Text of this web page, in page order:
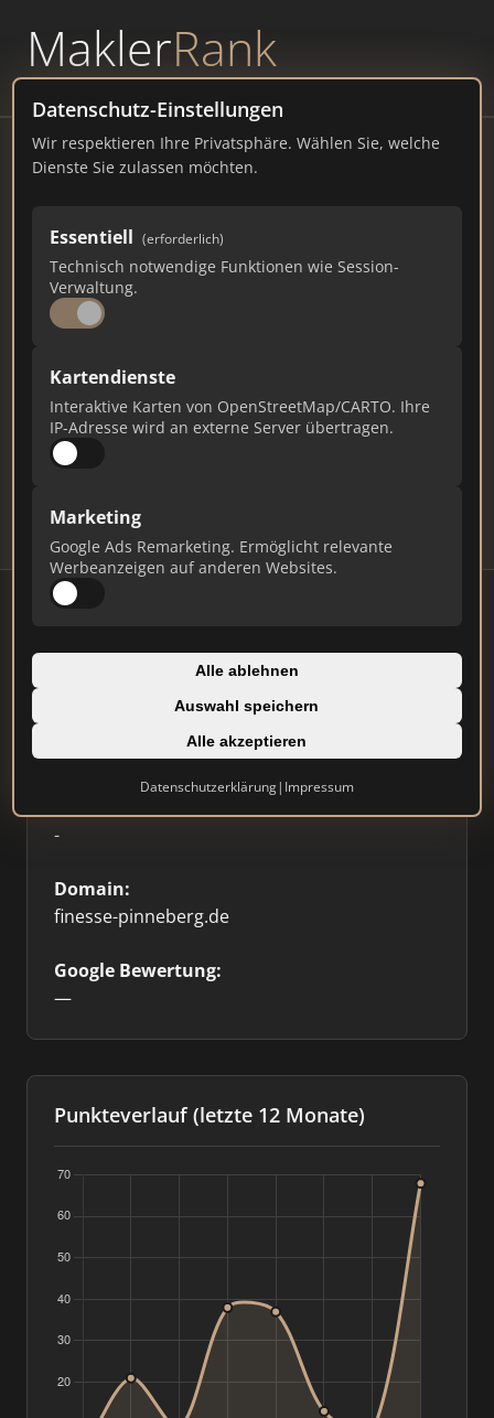
MaklerRank
powered byWAVEPOINT
Datenschutz-Einstellungen
Wir respektieren Ihre Privatsphäre. Wählen Sie, welche
Dienste Sie zulassen möchten.
Essentiell (erforderlich)
Technisch notwendige Funktionen wie Session-
Verwaltung.
Kartendienste
Interaktive Karten von OpenStreetMap/CARTO. Ihre
IP-Adresse wird an externe Server übertragen.
Marketing
Google Ads Remarketing. Ermöglicht relevante
Werbeanzeigen auf anderen Websites.
Alle ablehnen
Auswahl speichern
Alle akzeptieren
Datenschutzerklärung| Impressum
Finesse Pinneberg
68 1 0
Ist das Ihr Unternehmen?
Verifizieren Sie Ihr Profil, bearbeiten Sie Ihre
Daten und erhalten Sie monatliche Ranking-
Updates.
Einzelner Makler
-
Domain:
finesse-pinneberg.de
Google Bewertung:
—
Punkteverlauf (letzte 12 Monate)